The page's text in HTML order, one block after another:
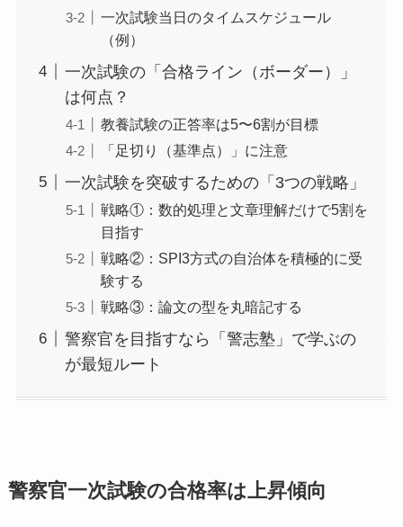
一次試験当日のタイムスケジュール
（例）
一次試験の「合格ライン（ボーダー）」
は何点？
教養試験の正答率は5〜6割が目標
「足切り（基準点）」に注意
一次試験を突破するための「3つの戦略」
戦略①：数的処理と文章理解だけで5割を
目指す
戦略②：SPI3方式の自治体を積極的に受
験する
戦略③：論文の型を丸暗記する
警察官を目指すなら「警志塾」で学ぶの
が最短ルート
警察官一次試験の合格率は上昇傾向